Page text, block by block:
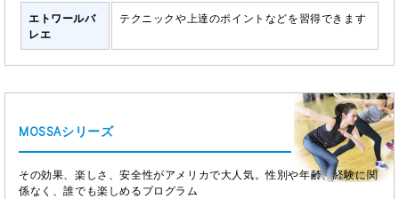
エトワールバ
レエ
テクニックや上達のポイントなどを習得できます
MOSSAシリーズ
その効果、楽しさ、安全性がアメリカで大人気。性別や年齢、経験に関
係なく、誰でも楽しめるプログラム